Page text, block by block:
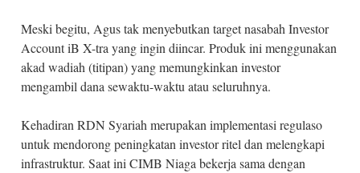
Meski begitu, Agus tak menyebutkan target nasabah Investor
Account iB X-tra yang ingin diincar. Produk ini menggunakan
akad wadiah (titipan) yang memungkinkan investor
mengambil dana sewaktu-waktu atau seluruhnya.
Kehadiran RDN Syariah merupakan implementasi regulaso
untuk mendorong peningkatan investor ritel dan melengkapi
infrastruktur. Saat ini CIMB Niaga bekerja sama dengan